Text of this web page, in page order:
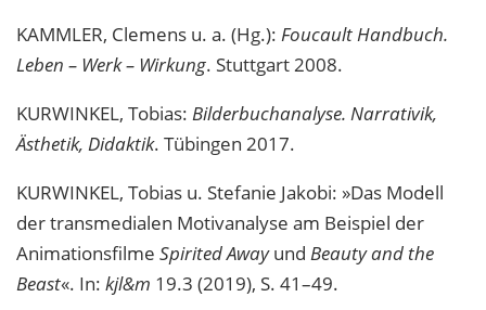
KAMMLER, Clemens u. a. (Hg.): Foucault Handbuch.
Leben – Werk – Wirkung. Stuttgart 2008.
KURWINKEL, Tobias: Bilderbuchanalyse. Narrativik,
Ästhetik, Didaktik. Tübingen 2017.
KURWINKEL, Tobias u. Stefanie Jakobi: »Das Modell
der transmedialen Motivanalyse am Beispiel der
Animationsfilme Spirited Awayund Beauty and the
Beast«. In: kjl&m 19.3 (2019), S. 41–49.